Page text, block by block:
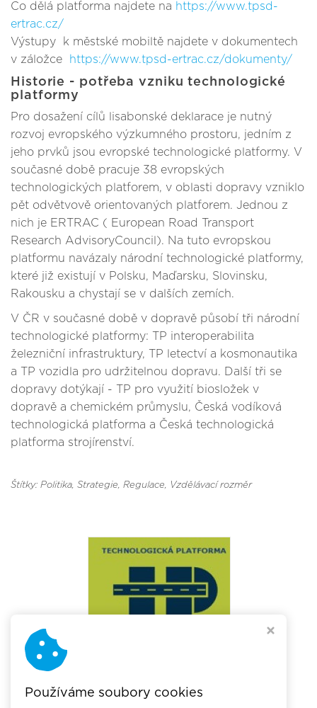
Co dělá platforma najdete na https://www.tpsd-
ertrac.cz/
Výstupy k městské mobiltě najdete v dokumentech
v záložce
https://www.tpsd-ertrac.cz/dokumenty/
Historie - potřeba vzniku technologické
platformy
Pro dosažení cílů lisabonské deklarace je nutný
rozvoj evropského výzkumného prostoru, jedním z
jeho prvků jsou evropské technologické platformy. V
současné době pracuje 38 evropských
technologických platforem, v oblasti dopravy vzniklo
pět odvětvově orientovaných platforem. Jednou z
nich je ERTRAC ( European Road Transport
Research AdvisoryCouncil). Na tuto evropskou
platformu navázaly národní technologické platformy,
které již existují v Polsku, Maďarsku, Slovinsku,
Rakousku a chystají se v dalších zemích.
V ČR v současné době v dopravě působí tři národní
technologické platformy: TP interoperabilita
železniční infrastruktury, TP letectví a kosmonautika
a TP vozidla pro udržitelnou dopravu. Další tři se
dopravy dotýkají - TP pro využití biosložek v
dopravě a chemickém průmyslu, Česká vodíková
technologická platforma a Česká technologická
platforma strojírenství.
Štítky: Politika, Strategie, Regulace, Vzdělávací rozměr
Používáme soubory cookies